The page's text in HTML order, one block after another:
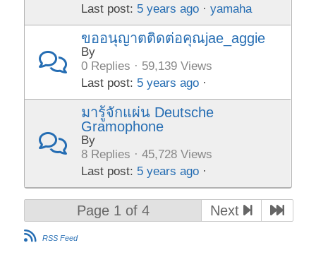
Last post: 5 years ago ·yamaha
ขออนุญาตติดต่อคุณjae_aggie
By
0 Replies · 59,139 Views
Last post: 5 years ago ·
มารู้จักแผ่น Deutsche
Gramophone
By
8 Replies · 45,728 Views
Last post: 5 years ago ·
Page 1 of 4 Next
RSS Feed